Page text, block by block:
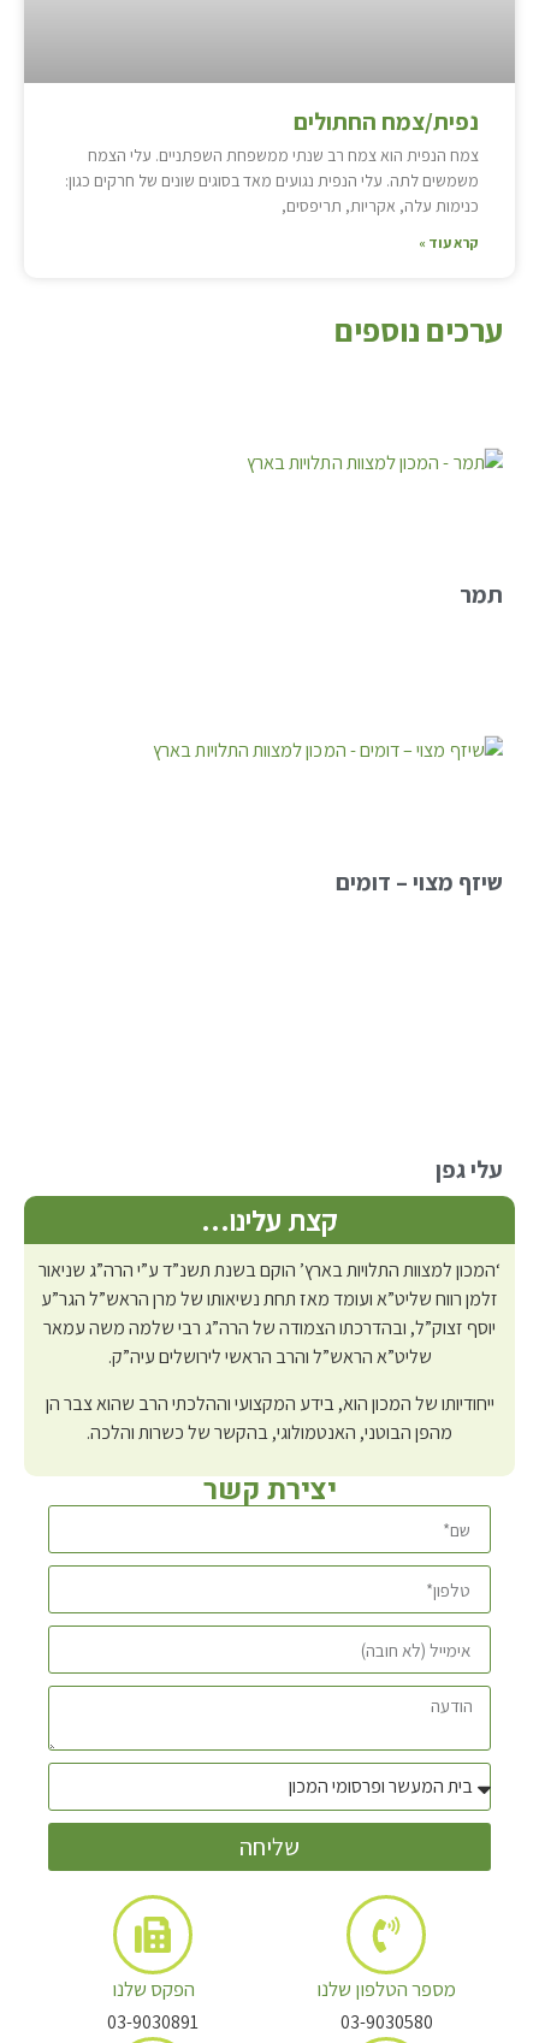
נפית/צמח החתולים
צמח הנפית הוא צמח רב שנתי ממשפחת השפתניים. עלי הצמח
משמשים לתה. עלי הנפית נגועים מאד בסוגים שונים של חרקים כגון:
כנימות עלה, אקריות, תריפסים,
קרא עוד »
ערכים נוספים
תמר
שיזף מצוי – דומים
עלי גפן
קצת עלינו…
‘המכון למצוות התלויות בארץ’ הוקם בשנת תשנ”ד ע”י הרה”ג שניאור
זלמן רווח שליט”א ועומד מאז תחת נשיאותו של מרן הראש”ל הגר”ע
יוסף זצוק”ל, ובהדרכתו הצמודה של הרה”ג רבי שלמה משה עמאר
שליט”א הראש”ל והרב הראשי לירושלים עיה”ק.
ייחודיותו של המכון הוא, בידע המקצועי וההלכתי הרב שהוא צבר הן
מהפן הבוטני, האנטמולוגי, בהקשר של כשרות והלכה.
יצירת קשר
שליחה
מספר הטלפון שלנו
03-9030580
הפקס שלנו
03-9030891